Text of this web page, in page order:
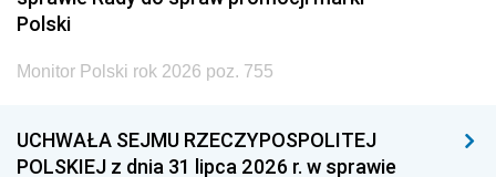
2005
1996 1995 1994
Polski
Monitor Polski rok 2026 poz. 755
UCHWAŁA SEJMU RZECZYPOSPOLITEJ
POLSKIEJ z dnia 31 lipca 2026 r. w sprawie